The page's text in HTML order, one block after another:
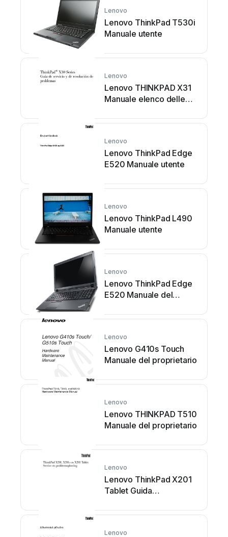
Lenovo
Lenovo ThinkPad T530i
Manuale utente
Lenovo
Lenovo THINKPAD X31
Manuale elenco delle
Lenovo
Lenovo ThinkPad Edge
E520 Manuale utente
Lenovo
Lenovo ThinkPad L490
Manuale utente
Lenovo
Lenovo ThinkPad Edge
E520 Manuale del
Lenovo
Lenovo G410s Touch
Manuale del proprietario
Lenovo
Lenovo THINKPAD T510
Manuale del proprietario
Lenovo
Lenovo ThinkPad X201
Tablet Guida
Lenovo